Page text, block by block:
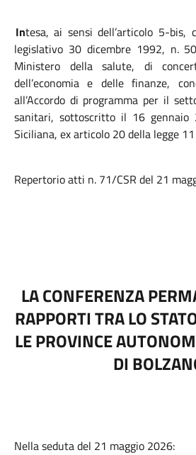
Intesa, ai sensi dell’articolo 5-bis,
legislativo 30 dicembre 1992, n.
Ministero della salute, di
dell’economia e delle finanze,
all’Accordo di programma per il
sanitari, sottoscritto il 16 gennaio
Siciliana, ex articolo 20 della legge
Repertorio atti n. 71/CSR del 21
LA CONFERENZA
RAPPORTI TRA LO
LE PROVINCE
DI
Nella seduta del 21 maggio 2026: